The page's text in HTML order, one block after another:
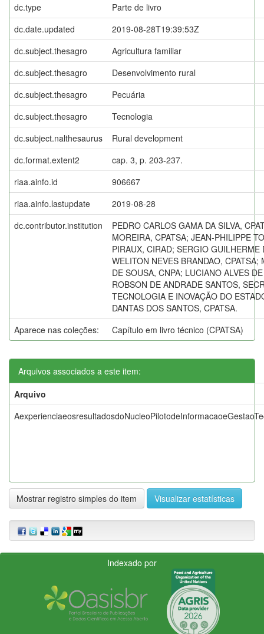
dc.type
Parte de livro
dc.date.updated
2019-08-28T19:39:53Z
dc.subject.thesagro
Agricultura familiar
dc.subject.thesagro
Desenvolvimento rural
dc.subject.thesagro
Pecuária
dc.subject.thesagro
Tecnologia
dc.subject.nalthesaurus
Rural development
dc.format.extent2
cap. 3, p. 203-237.
riaa.ainfo.id
906667
riaa.ainfo.lastupdate
2019-08-28
dc.contributor.institution
PEDRO CARLOS GAMA DA SILVA,
MOREIRA, CPATSA; JEAN-PHILIPPE
PIRAUX, CIRAD; SERGIO GUILHERME
WELITON NEVES BRANDAO,
DE SOUSA, CNPA; LUCIANO ALVES
ROBSON DE ANDRADE SANTOS,
TECNOLOGIA E INOVAÇÃO DO
DANTAS DOS SANTOS, CPATSA.
Aparece nas coleções:
Capítulo em livro técnico (CPATSA)
Arquivos associados a este item:
Arquivo
Mostrar registro simples do item Visualizar estatísticas
Indexado por